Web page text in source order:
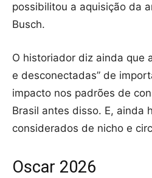
possibilitou a aquisição da
Busch.
O historiador diz ainda que
e desconectadas” de
impacto nos padrões de
Brasil antes disso. E, ainda
considerados de nicho e
Oscar 2026